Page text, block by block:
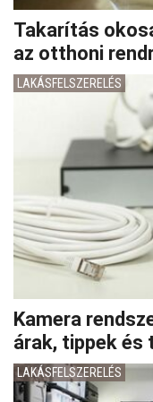
Takarítás
az otthoni
LAKÁSFELSZERELÉS
Kamera
árak, tippek és
LAKÁSFELSZERELÉS